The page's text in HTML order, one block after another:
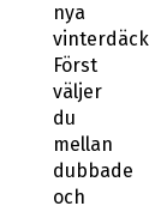
Först
väljer
du
mellan
dubbade
och
dubbfria
sen